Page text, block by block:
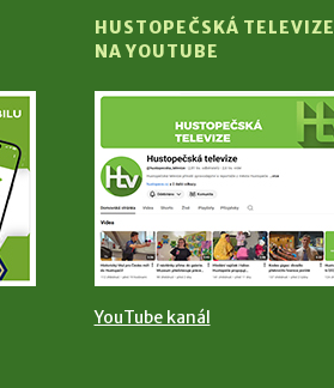
HUSTOPEČSKÁ TELEVIZE
NA YOUTUBE
YouTube kanál